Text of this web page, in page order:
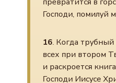
Господи, помилуй
16. Когда трубный
всех при втором
и раскроется
Господи Иисусе